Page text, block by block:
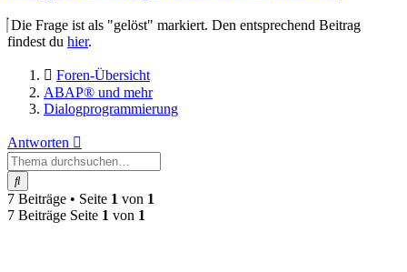
Die Frage ist als "gelöst" markiert. Den entsprechend Beitrag
findest du hier.
Foren-Übersicht
ABAP® und mehr
Dialogprogrammierung
Antworten
Suche
7 Beiträge • Seite 1 von 1
7 Beiträge Seite 1 von 1